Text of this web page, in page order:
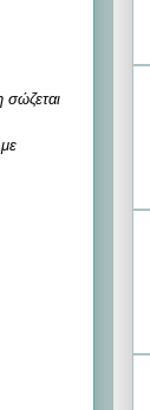
σώζεται